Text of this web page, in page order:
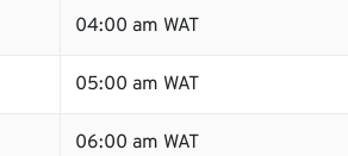
04:00 am WAT
05:00 am WAT
06:00 am WAT